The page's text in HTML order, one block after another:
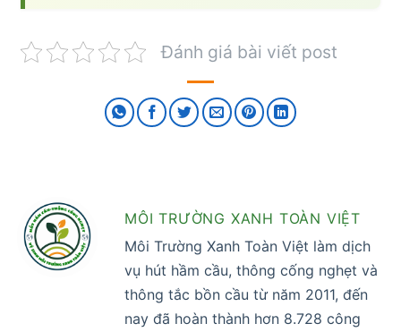
Đánh giá bài viết post
MÔI TRƯỜNG XANH TOÀN VIỆT
Môi Trường Xanh Toàn Việt làm dịch
vụ hút hầm cầu, thông cống nghẹt và
thông tắc bồn cầu từ năm 2011, đến
nay đã hoàn thành hơn 8.728 công